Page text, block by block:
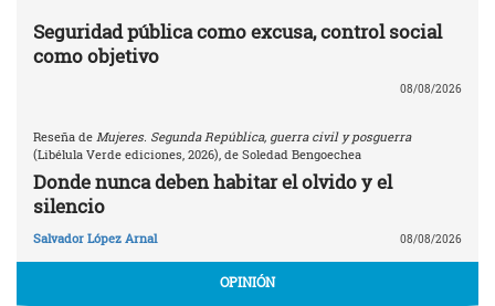
Seguridad pública como excusa, control social
como objetivo
08/08/2026
Reseña de Mujeres. Segunda República, guerra civil y posguerra
(Libélula Verde ediciones, 2026), de Soledad Bengoechea
Donde nunca deben habitar el olvido y el
silencio
Salvador López Arnal 08/08/2026
OPINIÓN